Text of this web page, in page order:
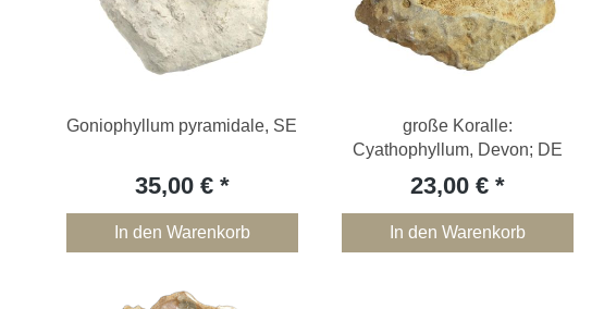
Goniophyllum pyramidale, SE
35,00 €
In den Warenkorb
große Koralle:
Cyathophyllum, Devon; DE
23,00 €
In den Warenkorb